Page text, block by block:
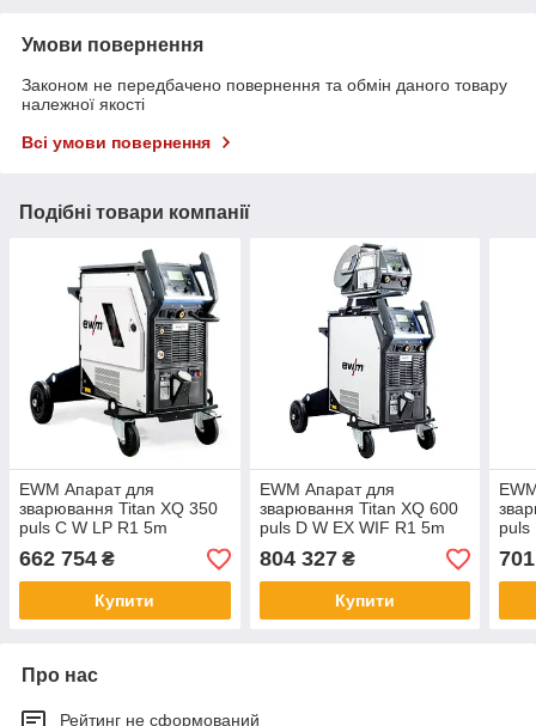
Умови повернення
Законом не передбачено повернення та обмін даного товару
належної якості
Всі умови повернення
Подібні товари компанії
EWM Апарат для
зварювання Titan XQ 350
puls C W LP R1 5m
662 754 ₴
Купити
EWM Апарат для
зварювання Titan XQ 600
puls D W EX WIF R1 5m
804 327₴
Купити
puls
Про нас
Рейтинг не сформований